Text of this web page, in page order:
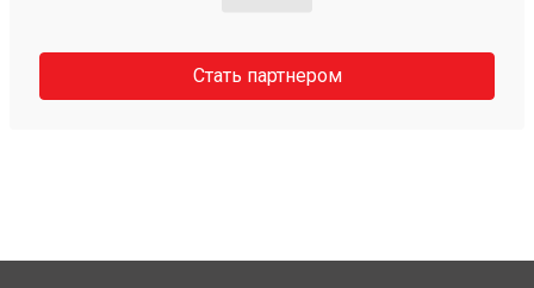
Стать партнером